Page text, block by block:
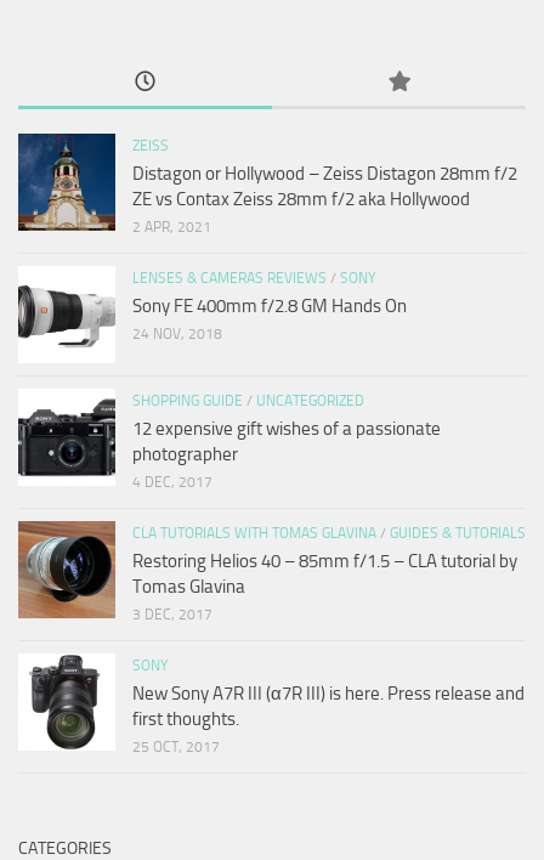
ZEISS
Distagon or Hollywood – Zeiss Distagon 28mm f/2
ZE vs Contax Zeiss 28mm f/2 aka Hollywood
2 APR, 2021
LENSES & CAMERAS REVIEWS / SONY
Sony FE 400mm f/2.8 GM Hands On
24 NOV, 2018
SHOPPING GUIDE / UNCATEGORIZED
12 expensive gift wishes of a passionate
photographer
4 DEC, 2017
CLA TUTORIALS WITH TOMAS GLAVINA / GUIDES & TUTORIALS
Restoring Helios 40 – 85mm f/1.5 – CLA tutorial by
Tomas Glavina
3 DEC, 2017
SONY
New Sony A7R III (α7R III) is here. Press release and
first thoughts.
25 OCT, 2017
CATEGORIES